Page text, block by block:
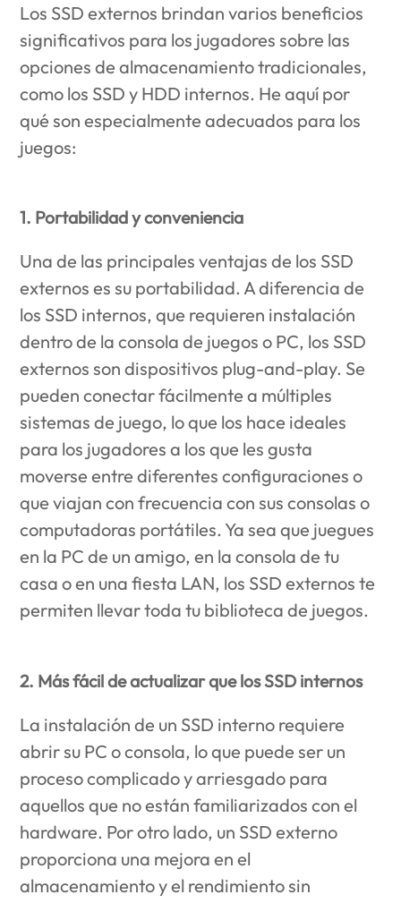
Los SSD externos brindan varios beneficios
significativos para los jugadores sobre las
opciones de almacenamiento tradicionales,
como los SSD y HDD internos. He aquí por
qué son especialmente adecuados para los
juegos:
1. Portabilidad y conveniencia
Una de las principales ventajas de los SSD
externos es su portabilidad. A diferencia de
los SSD internos, que requieren instalación
dentro de la consola de juegos o PC, los SSD
externos son dispositivos plug-and-play. Se
pueden conectar fácilmente a múltiples
sistemas de juego, lo que los hace ideales
para los jugadores a los que les gusta
moverse entre diferentes configuraciones o
que viajan con frecuencia con sus consolas o
computadoras portátiles. Ya sea que juegues
en la PC de un amigo, en la consola de tu
casa o en una fiesta LAN, los SSD externos te
permiten llevar toda tu biblioteca de juegos.
2. Más fácil de actualizar que los SSD internos
La instalación de un SSD interno requiere
abrir su PC o consola, lo que puede ser un
proceso complicado y arriesgado para
aquellos que no están familiarizados con el
hardware. Por otro lado, un SSD externo
proporciona una mejora en el
almacenamiento y el rendimiento sin